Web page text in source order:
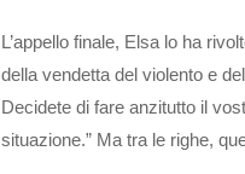
L’appello finale, Elsa lo ha
della vendetta del violento e
Decidete di fare anzitutto il
situazione.” Ma tra le righe,